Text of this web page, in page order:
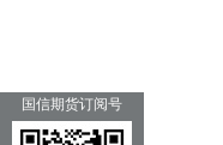
国信期货订阅号